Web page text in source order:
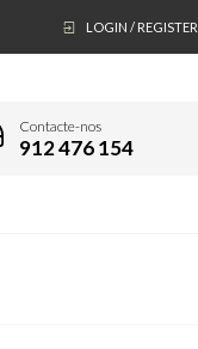
LOGIN / REGISTER
Contacte-nos
912 476 154